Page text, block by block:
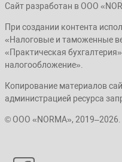
Сайт разработан в ООО
При создании контента
«Налоговые и таможенные
«Практическая
налогообложение».
Копирование материалов
администрацией ресурса
© ООО «NORMA»,